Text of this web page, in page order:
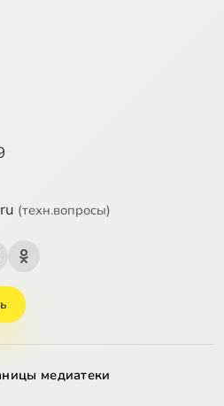
(техн.вопросы)
медиатеки